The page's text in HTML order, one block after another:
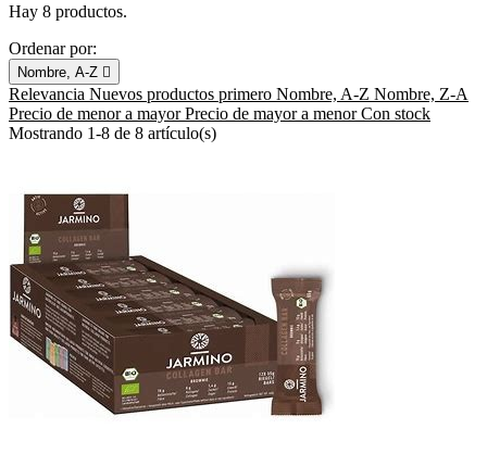
Hay 8 productos.
Ordenar por:
Nombre, A-Z 
Relevancia Nuevos productos primero Nombre, A-Z Nombre, Z-A
Precio de menor a mayorPrecio de mayor a menorCon stock
Mostrando 1-8 de 8 artículo(s)